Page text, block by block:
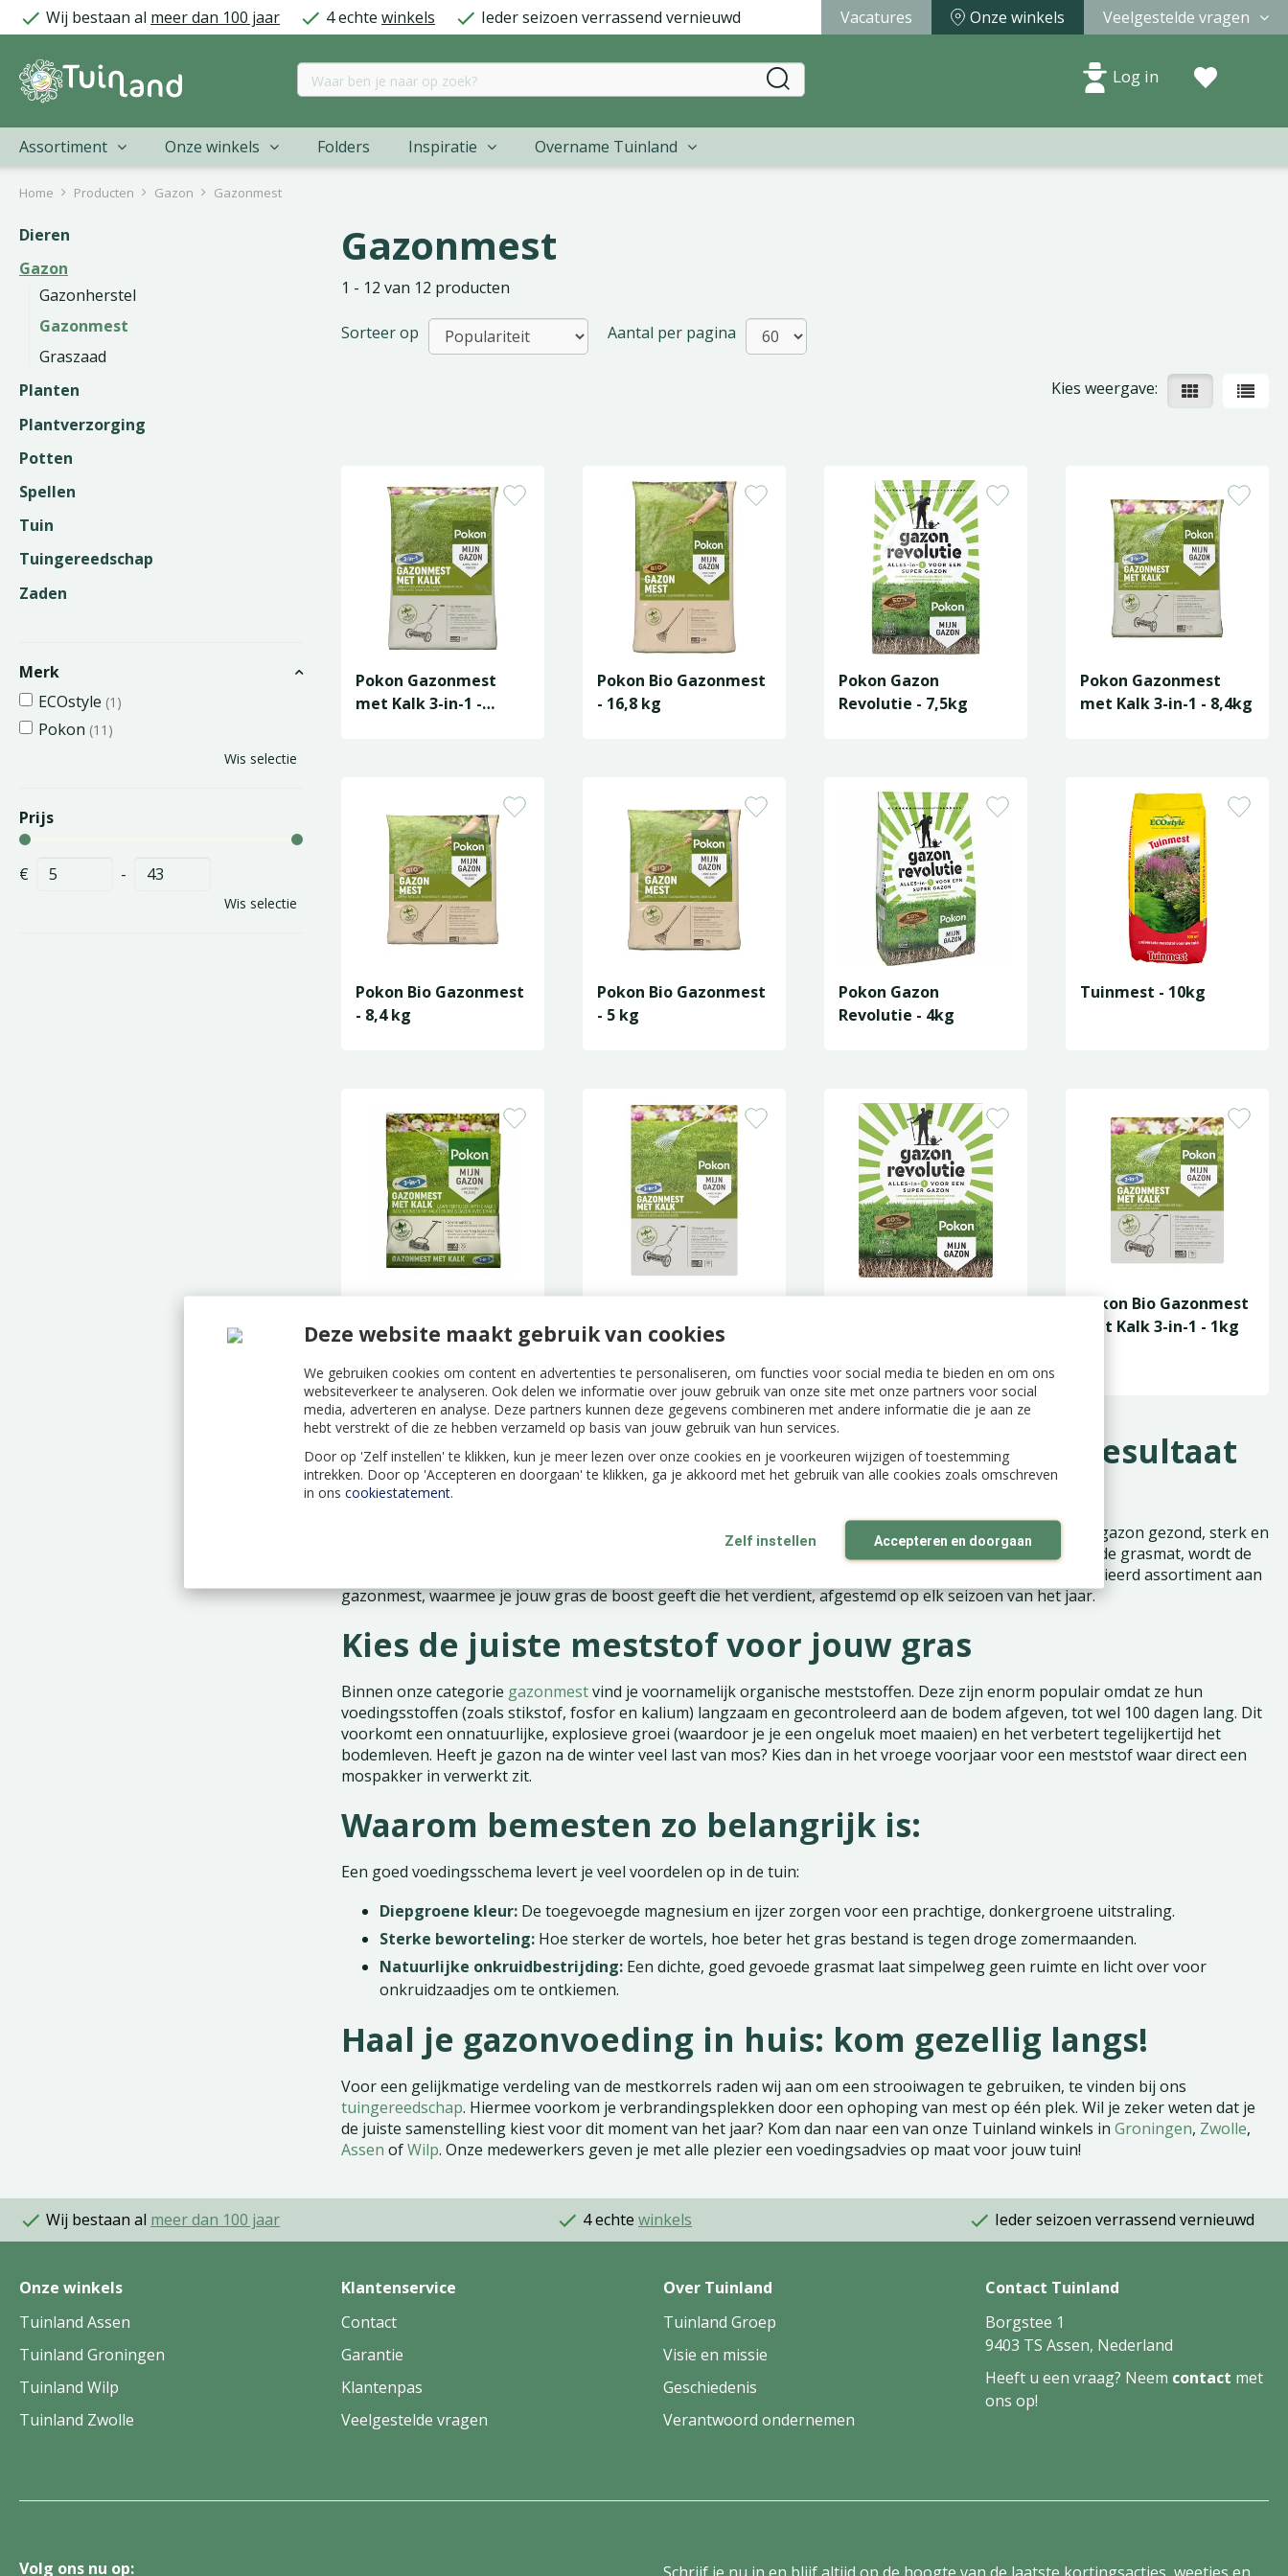
Deze website maakt gebruik van cookies
We gebruiken cookies om content en advertenties te personaliseren, om functies voor social media te bieden en om ons
websiteverkeer te analyseren. Ook delen we informatie over jouw gebruik van onze site met onze partners voor social
media, adverteren en analyse. Deze partners kunnen deze gegevens combineren met andere informatie die je aan ze
hebt verstrekt of die ze hebben verzameld op basis van jouw gebruik van hun services.
Door op 'Zelf instellen' te klikken, kun je meer lezen over onze cookies en je voorkeuren wijzigen of toestemming
intrekken. Door op 'Accepteren en doorgaan' te klikken, ga je akkoord met het gebruik van alle cookies zoals omschreven
in ons cookiestatement.
Zelf instellen Accepteren en doorgaan
naar
Home Producten Gazon Gazonmest
Wij bestaan al meer dan 100 jaar 4 echte winkels Ieder seizoen verrassend vernieuwd Vacatures Onze winkels Veelgestelde vragen
Log in
Assortiment Onze winkels Folders Inspiratie Overname Tuinland
Gazonmest
1 - 12 van 12 producten
Aantal per pagina
Sorteer op
Kies weergave:
Pokon Gazonmest
met Kalk 3-in-1 -
Pokon Bio Gazonmest
- 16,8 kg
Pokon Gazon
Revolutie - 7,5kg
Pokon Gazonmest
met Kalk 3-in-1 - 8,4kg
Pokon Bio Gazonmest
- 8,4 kg
Pokon Bio Gazonmest
- 5 kg
Pokon Gazon
Revolutie - 4kg
Tuinmest - 10kg
met Kalk 3-in-1 - 5kg
met Kalk 3-in-1 - 2kg
vanaf
Pokon Bio Gazonmest
met Kalk 3-in-1 - 1kg
Hoogwaardige gazonmest voor een oersterk resultaat
bij Tuinland
Gras is een intensieve groeier en onttrekt daardoor onafgebroken voedingsstoffen aan de bodem. Om je gazon gezond, sterk en
mooi van kleur te houden, is regelmatig bemesten een absolute must. Zonder de juiste voeding verzwakt de grasmat, wordt de
kleur flets en krijgen mos en onkruid de kans om de overhand te nemen. Bij Tuinland bieden we een gevarieerd assortiment aan
gazonmest, waarmee je jouw gras de boost geeft die het verdient, afgestemd op elk seizoen van het jaar.
Kies de juiste meststof voor jouw gras
Binnen onze categorie gazonmestvind je voornamelijk organische meststoffen. Deze zijn enorm populair omdat ze hun
voedingsstoffen (zoals stikstof, fosfor en kalium) langzaam en gecontroleerd aan de bodem afgeven, tot wel 100 dagen lang. Dit
voorkomt een onnatuurlijke, explosieve groei (waardoor je je een ongeluk moet maaien) en het verbetert tegelijkertijd het
bodemleven. Heeft je gazon na de winter veel last van mos? Kies dan in het vroege voorjaar voor een meststof waar direct een
mospakker in verwerkt zit.
Waarom bemesten zo belangrijk is:
Een goed voedingsschema levert je veel voordelen op in de tuin:
Diepgroene kleur: De toegevoegde magnesium en ijzer zorgen voor een prachtige, donkergroene uitstraling.
Sterke beworteling: Hoe sterker de wortels, hoe beter het gras bestand is tegen droge zomermaanden.
Natuurlijke onkruidbestrijding: Een dichte, goed gevoede grasmat laat simpelweg geen ruimte en licht over voor
onkruidzaadjes om te ontkiemen.
Haal je gazonvoeding in huis: kom gezellig langs!
Voor een gelijkmatige verdeling van de mestkorrels raden wij aan om een strooiwagen te gebruiken, te vinden bij ons
tuingereedschap. Hiermee voorkom je verbrandingsplekken door een ophoping van mest op één plek. Wil je zeker weten dat je
de juiste samenstelling kiest voor dit moment van het jaar? Kom dan naar een van onze Tuinland winkels in Groningen, Zwolle,
Assen ofWilp. Onze medewerkers geven je met alle plezier een voedingsadvies op maat voor jouw tuin!
Dieren
Gazon
Gazonherstel
Gazonmest
Graszaad
Planten
Plantverzorging
Potten
Spellen
Tuin
Tuingereedschap
Zaden
Merk
ECOstyle (1)
Pokon (11)
Wis selectie
Prijs
€ -
Wis selectie
Wij bestaan al meer dan 100 jaar 4 echte winkels Ieder seizoen verrassend vernieuwd
Onze winkels
Tuinland Assen
Tuinland Groningen
Tuinland Wilp
Tuinland Zwolle
Klantenservice
Contact
Garantie
Klantenpas
Veelgestelde vragen
Over Tuinland
Tuinland Groep
Visie en missie
Geschiedenis
Verantwoord ondernemen
Contact Tuinland
Borgstee 1
9403 TS Assen, Nederland
Heeft u een vraag? Neem contact met
ons op!
Volg ons nu op: